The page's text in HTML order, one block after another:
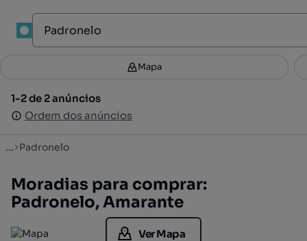
Filtros 2
1-2 de 2 anúncios
Ordem dos anúncios
Mapa
1-2 de 2 anúncios
Ordem dos anúncios
... Padronelo
Moradias para comprar:
Padronelo, Amarante
Ver Mapa